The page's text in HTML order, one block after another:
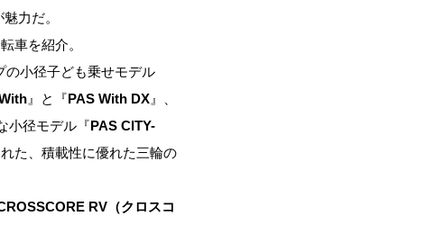
力だ。
車を紹介。
の小径子ども乗せモデル
』と『PAS With DX 』、
小径モデル『PAS CITY-
た、積載性に優れた三輪の
RV（クロスコ